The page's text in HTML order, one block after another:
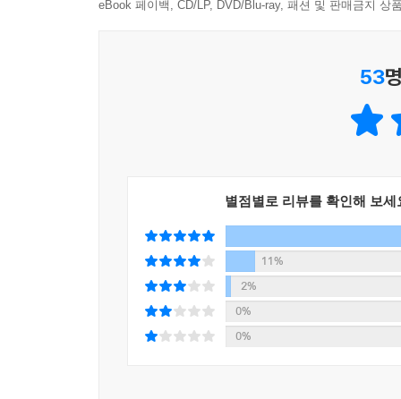
eBook 페이백, CD/LP, DVD/Blu-ray, 패션 및 판매금지 상
53
별점별로 리뷰를 확인해 보세
11%
2%
0%
0%